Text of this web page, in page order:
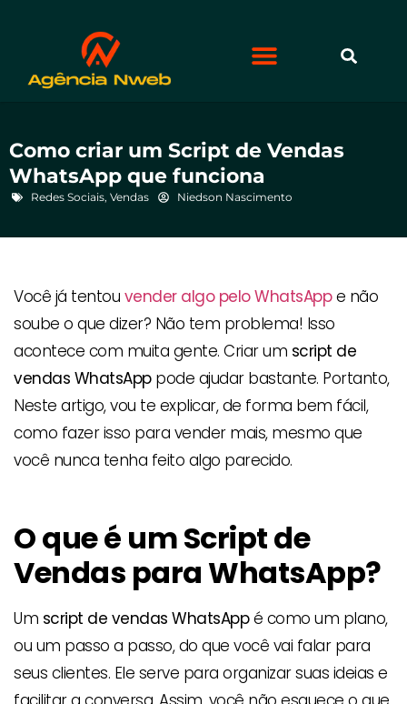
Como criar um Script de Vendas
WhatsApp que funciona
Redes Sociais, Vendas Niedson Nascimento
Você já tentou vender algo pelo WhatsAppe não
soube o que dizer? Não tem problema! Isso
acontece com muita gente. Criar um script de
vendas WhatsApppode ajudar bastante. Portanto,
Neste artigo, vou te explicar, de forma bem fácil,
como fazer isso para vender mais, mesmo que
você nunca tenha feito algo parecido.
O que é um Script de
Vendas para WhatsApp?
Um script de vendas WhatsAppé como um plano,
ou um passo a passo, do que você vai falar para
seus clientes. Ele serve para organizar suas ideias e